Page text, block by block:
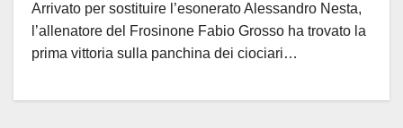
Arrivato per sostituire l’esonerato Alessandro Nesta,
l’allenatore del Frosinone Fabio Grosso ha trovato la
prima vittoria sulla panchina dei ciociari…